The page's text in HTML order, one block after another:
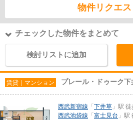
物件リクエス
チェックした物件をまとめて
検討リストに追加
賃貸｜マンション プレール・ドゥーク下
西武新宿線 「 下井草 」駅
西武池袋線 「 富士見台 」駅